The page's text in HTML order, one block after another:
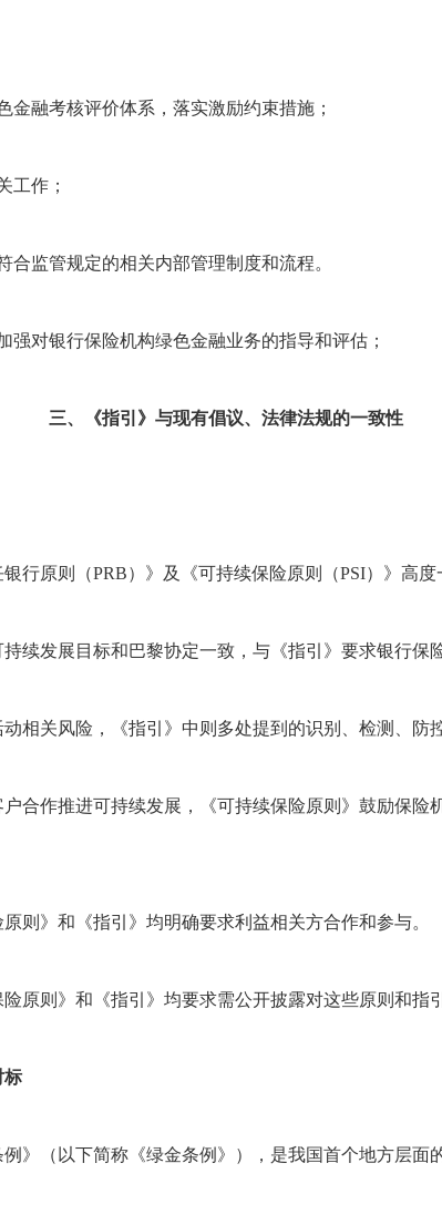
金融考核评价体系，落实激励约束措施；
工作；
合监管规定的相关内部管理制度和流程。
强对银行保险机构绿色金融业务的指导和评估；
三、《指引》与现有倡议、法律法规的一致性
行原则（PRB）》及《可持续保险原则（PSI）》高度
续发展目标和巴黎协定一致，与《指引》要求银行保
相关风险，《指引》中则多处提到的识别、检测、防
合作推进可持续发展，《可持续保险原则》鼓励保险
则》和《指引》均明确要求利益相关方合作和参与。
原则》和《指引》均要求需公开披露对这些原则和指
标
》（以下简称《绿金条例》），是我国首个地方层